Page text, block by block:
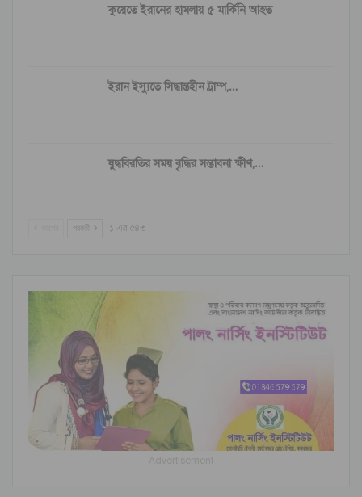
কুয়েতে ইরানের হামলায় ৫ মার্কিনি আহত
ইরান ইস্যুতে সিদ্ধান্তহীন ট্রাম্প,…
যুদ্ধবিরতির সময় বৃদ্ধির সম্ভাবনা ক্ষীণ,…
পরবর্তী ১ এর ৫৪৩